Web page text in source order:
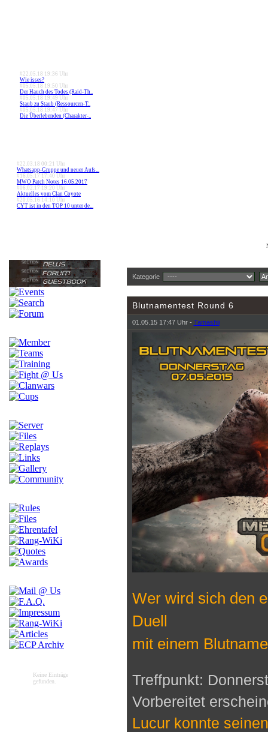
#22.05.18 19:36 Uhr
Wie isses?
#05.05.18 19:50 Uhr
Der Hauch des Todes (Raid-Th..
#05.05.18 19:49 Uhr
Staub zu Staub (Ressourcen-T..
#05.05.18 19:47 Uhr
Die Überlebenden (Charakter-..
#22.03.18 00:21 Uhr
Whatsapp-Gruppe und neuer Aufs...
#16.05.17 17:40 Uhr
MWO Patch Notes 16.05.2017
#06.02.17 19:20 Uhr
Aktuelles vom Clan Coyote
#20.05.16 14:10 Uhr
CYT ist in den TOP 10 unter de...
Keine Einträge
gefunden.
Kategorie
Blutnamentest Round 6
01.05.15 17:47 Uhr - Tamashii
Wer wird sich den
Duell
mit einem
Treffpunkt:
Vorbereitet
Lucur konnte